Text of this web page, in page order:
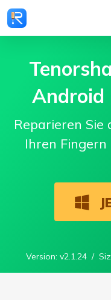
Android
Reparieren
Ihren
Version: v2.1.24 /